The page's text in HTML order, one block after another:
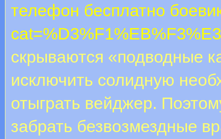
телефон бесплатно
скрываются «подводные
исключить солидную
отыграть вейджер.
забрать безвозмездные